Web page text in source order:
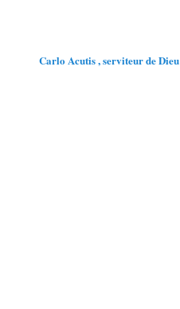
Carlo Acutis , serviteur de Dieu